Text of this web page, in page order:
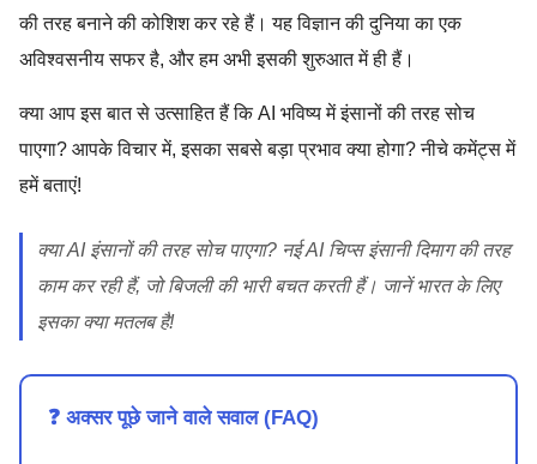
की तरह बनाने की कोशिश कर रहे हैं। यह विज्ञान की दुनिया का एक
अविश्वसनीय सफर है, और हम अभी इसकी शुरुआत में ही हैं।
क्या आप इस बात से उत्साहित हैं कि AI भविष्य में इंसानों की तरह सोच
पाएगा? आपके विचार में, इसका सबसे बड़ा प्रभाव क्या होगा? नीचे कमेंट्स में
हमें बताएं!
क्या AI इंसानों की तरह सोच पाएगा? नई AI चिप्स इंसानी दिमाग की तरह
काम कर रही हैं, जो बिजली की भारी बचत करती हैं। जानें भारत के लिए
इसका क्या मतलब है!
❓ अक्सर पूछे जाने वाले सवाल (FAQ)